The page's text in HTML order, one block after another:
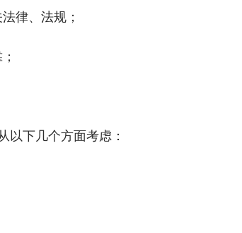
律、 法规 ；
下几个方面考虑：